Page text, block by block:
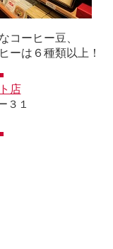
コーヒー豆、
ーは６種類以上！
店
３１